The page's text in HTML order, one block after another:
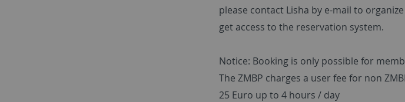
please contact Lisha by e-mail to
get access to the reservation system.
Notice: Booking is only possible for
The ZMBP charges a user fee for non
25 Euro up to 4 hours / day